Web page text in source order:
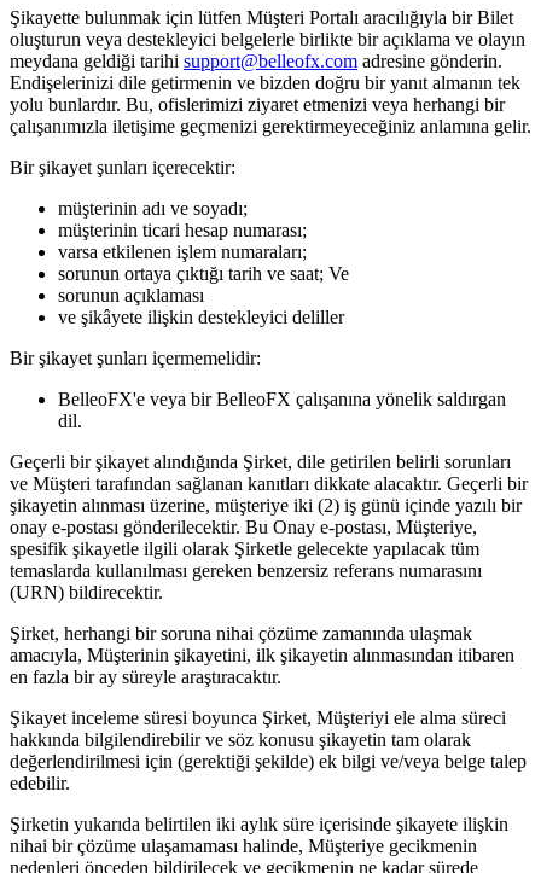
Şikayette bulunmak için lütfen Müşteri Portalı aracılığıyla bir Bilet
oluşturun veya destekleyici belgelerle birlikte bir açıklama ve olayın
meydana geldiği tarihi support@belleofx.com adresine gönderin.
Endişelerinizi dile getirmenin ve bizden doğru bir yanıt almanın tek
yolu bunlardır. Bu, ofislerimizi ziyaret etmenizi veya herhangi bir
çalışanımızla iletişime geçmenizi gerektirmeyeceğiniz anlamına gelir.
Bir şikayet şunları içerecektir:
müşterinin adı ve soyadı;
müşterinin ticari hesap numarası;
varsa etkilenen işlem numaraları;
sorunun ortaya çıktığı tarih ve saat; Ve
sorunun açıklaması
ve şikâyete ilişkin destekleyici deliller
Bir şikayet şunları içermemelidir:
BelleoFX'e veya bir BelleoFX çalışanına yönelik saldırgan
dil.
Geçerli bir şikayet alındığında Şirket, dile getirilen belirli sorunları
ve Müşteri tarafından sağlanan kanıtları dikkate alacaktır. Geçerli bir
şikayetin alınması üzerine, müşteriye iki (2) iş günü içinde yazılı bir
onay e-postası gönderilecektir. Bu Onay e-postası, Müşteriye,
spesifik şikayetle ilgili olarak Şirketle gelecekte yapılacak tüm
temaslarda kullanılması gereken benzersiz referans numarasını
(URN) bildirecektir.
Şirket, herhangi bir soruna nihai çözüme zamanında ulaşmak
amacıyla, Müşterinin şikayetini, ilk şikayetin alınmasından itibaren
en fazla bir ay süreyle araştıracaktır.
Şikayet inceleme süresi boyunca Şirket, Müşteriyi ele alma süreci
hakkında bilgilendirebilir ve söz konusu şikayetin tam olarak
değerlendirilmesi için (gerektiği şekilde) ek bilgi ve/veya belge talep
edebilir.
Şirketin yukarıda belirtilen iki aylık süre içerisinde şikayete ilişkin
nihai bir çözüme ulaşamaması halinde, Müşteriye gecikmenin
nedenleri önceden bildirilecek ve gecikmenin ne kadar sürede